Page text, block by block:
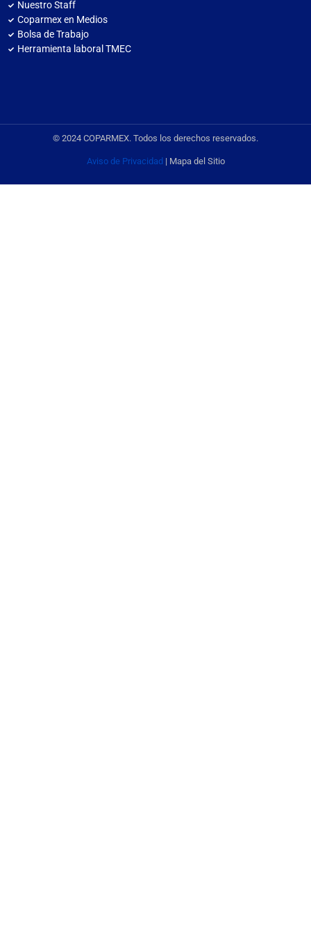
Nuestro Staff
Coparmex en Medios
Bolsa de Trabajo
Herramienta laboral TMEC
© 2024 COPARMEX. Todos los derechos reservados.
Aviso de Privacidad | Mapa del Sitio